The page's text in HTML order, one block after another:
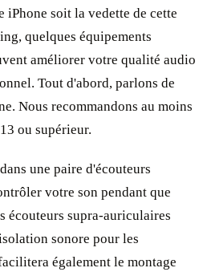
iPhone soit la vedette de cette
quelques équipements
améliorer votre qualité audio
Tout d'abord, parlons de
Nous recommandons au moins
ou supérieur.
une paire d'écouteurs
votre son pendant que
écouteurs supra-auriculaires
sonore pour les
également le montage